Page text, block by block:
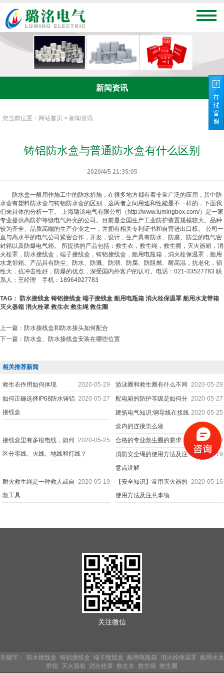
新闻资讯
您当前位置：网站首页 > 新闻资讯
铸铝防水盒与普通防水盒有什么区别
2020/4/5 21:35:05
防水盒一般用作施工中的防水措施，在很多地方都有着非常广泛的应用，其中防
水盒有塑料防水盒与铸铝防水盒的区别，这两者之间用途和性能是不一样的，下面我
们来具体的分析一下。 上海璐洺电气有限公司（http://www.lumingbox.com/）是一家
专业提供高防护等级电气外壳的公司。目前是全国生产工业防护装置规模较大、品种
较为齐全、品质高端的生产企业之一，并拥有相关专利证书和自营进出口权。 公司一
直与高水平的电气公司紧密合作，开发，设计，生产具有防水、防腐、防尘的电气密
封箱以及防爆电气箱。 所提供的产品包括： 救生衣 ， 救生绳 ， 救生圈 ， 灭火器箱 ， 消
火栓罩 ， 防水接线盒 ， 端子接线盒 ， 铸铝接线盒 ， 船用电瓶箱 ， 消火栓保温罩 ， 船用
水龙带箱。产品具有防尘、防水、防溅、防潮、防腐、防阻燃、耐高温，抗老化，韧
性大，抗冲击性好，防爆的优点，深受国内外客户的认可。电话：021-33527783 联
系人：王经理 手机：18964927783
TAG： 防水接线盒 铸铝接线盒 端子接线盒 船用电瓶箱 消火栓保温罩 船用水龙带箱
灭火器箱 消火栓罩 救生衣 救生绳 救生圈
上一篇： 防水接线盒和防水接头如何配合
下一篇： 防水盒、防水接线盒安装在哪些位置
相关推荐新闻
2020-05-29
救生衣作用如何体现 2020-05-29
游泳圈和救生圈有什么不同
2020-05-27
如何正确选择IP68防水铸铝
接线盒
2020-05-27
配电箱的防护等级是如何分
2020-05-25
建筑电气知识:铜导线在接线
盒内的连接怎么做
2020-05-25
接线盒里有多根电线，如何
区分零线、火线、地线和灯线？
2020-05-19
合格的专业救生圈的要求
2020-05-19
消防安全绳的使用方法及注
意点讲解
2020-05-19
耐火救生绳是一种救人或自
救工具
2020-05-16
【安全知识】常用灭火器的
使用方法及注意事项
关注微信
关键字： 防水接线盒 铸铝接线盒 端子接线盒 船用电瓶箱 消火栓保温罩
船用水龙
带箱
灭火器箱 消火栓罩 救生衣 救生绳 救生圈